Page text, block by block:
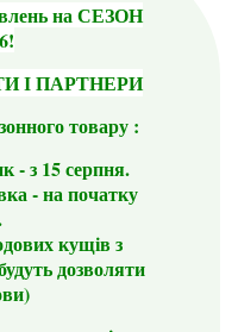
на СЕЗОН
І ПАРТНЕРИ
товару :
- з 15 серпня.
- на початку
кущів з
дозволяти